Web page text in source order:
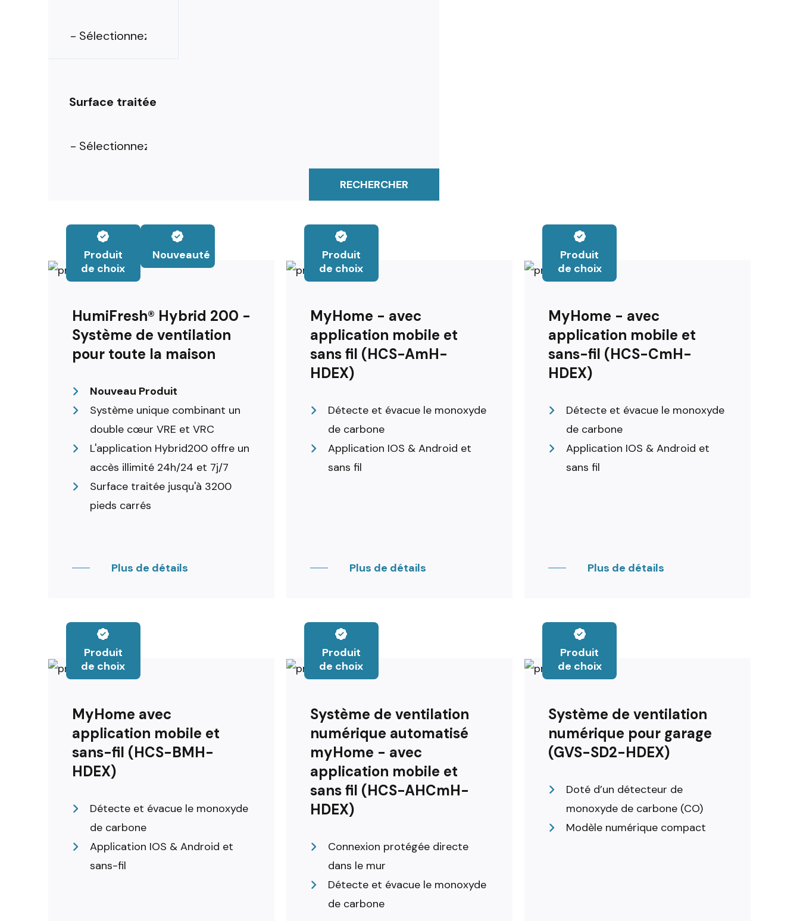
Surface traitée
RECHERCHER
Produit
de choix
Nouveauté
HumiFresh® Hybrid 200 -
Système de ventilation
pour toute la maison
Nouveau Produit
Système unique combinant un
double cœur VRE et VRC
L'application Hybrid200 offre un
accès illimité 24h/24 et 7j/7
Surface traitée jusqu'à 3200
pieds carrés
Plus de détails
Produit
de choix
MyHome - avec
application mobile et
sans fil (HCS-AmH-
HDEX)
Détecte et évacue le monoxyde
de carbone
Application IOS & Android et
sans fil
Plus de détails
Produit
de choix
MyHome - avec
application mobile et
sans-fil (HCS-CmH-
HDEX)
Détecte et évacue le monoxyde
de carbone
Application IOS & Android et
sans fil
Plus de détails
Produit
de choix
MyHome avec
application mobile et
sans-fil (HCS-BMH-
HDEX)
Détecte et évacue le monoxyde
de carbone
Application IOS & Android et
sans-fil
Produit
de choix
Système de ventilation
numérique automatisé
myHome - avec
application mobile et
sans fil (HCS-AHCmH-
HDEX)
Connexion protégée directe
dans le mur
Détecte et évacue le monoxyde
de carbone
Produit
de choix
Système de ventilation
numérique pour garage
(GVS-SD2-HDEX)
Doté d’un détecteur de
monoxyde de carbone (CO)
Modèle numérique compact